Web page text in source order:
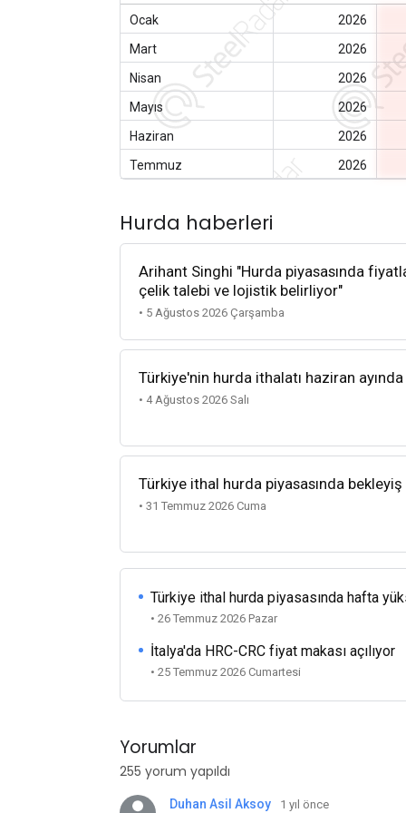
Ocak 2026
Mart
2026
Nisan
2026
Mayıs
2026
Haziran
2026
Temmuz
2026
Hurda haberleri
Arihant Singhi "Hurda piyasasında
çelik talebi ve lojistik belirliyor"
• 5 Ağustos 2026 Çarşamba
Türkiye'nin hurda ithalatı haziran ayında
• 4 Ağustos 2026 Salı
Türkiye ithal hurda piyasasında
• 31 Temmuz 2026 Cuma
Türkiye ithal hurda piyasasında hafta
• 26 Temmuz 2026 Pazar
İtalya'da HRC-CRC fiyat makası açılıyor
• 25 Temmuz 2026 Cumartesi
Yorumlar
255 yorum yapıldı
Duhan Asil Aksoy 1 yıl önce